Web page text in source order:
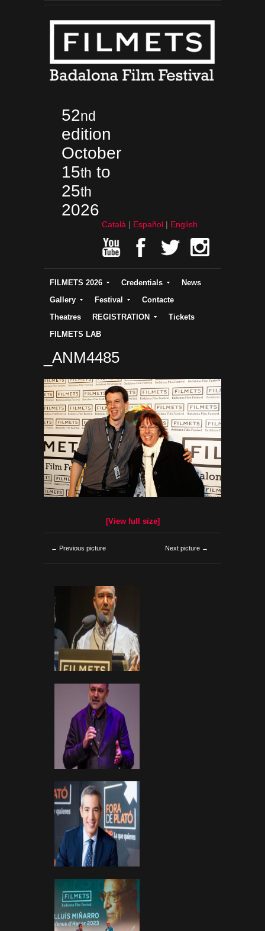
52nd
edition
October
15th to
25th
2026
Català Español English
FILMETS 2026 Credentials
News
Gallery
Festival
Contacte
Theatres
REGISTRATION
Tickets
FILMETS LAB
_ANM4485
[View full size]
← Previous picture Next picture →